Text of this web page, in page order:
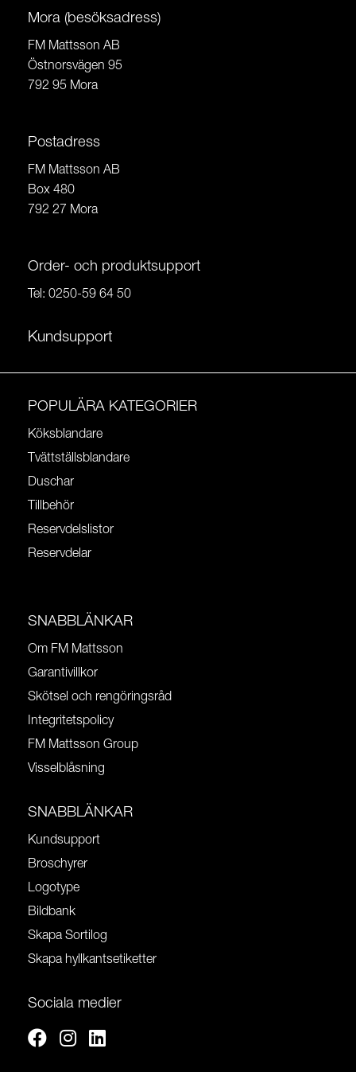
Mora (besöksadress)
FM Mattsson AB
Östnorsvägen 95
792 95 Mora
Postadress
FM Mattsson AB
Box 480
792 27 Mora
Order- och produktsupport
Tel: 0250-59 64 50
Kundsupport
POPULÄRA KATEGORIER
Köksblandare
Tvättställsblandare
Duschar
Tillbehör
Reservdelslistor
Reservdelar
SNABBLÄNKAR
Om FM Mattsson
Garantivillkor
Skötsel och rengöringsråd
Integritetspolicy
FM Mattsson Group
Visselblåsning
SNABBLÄNKAR
Kundsupport
Broschyrer
Logotype
Bildbank
Skapa Sortilog
Skapa hyllkantsetiketter
Sociala medier
FacebookInstagram